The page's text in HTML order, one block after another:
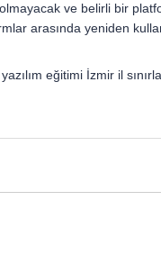
ve belirli bir
arasında yeniden
eğitimi İzmir il